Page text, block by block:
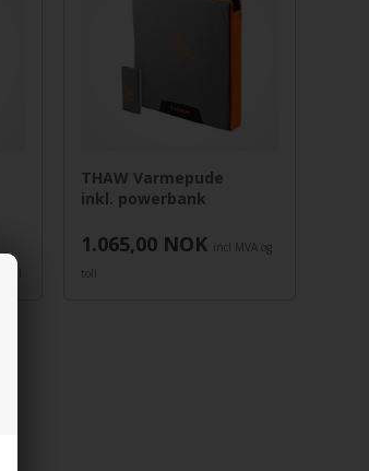
THAW Varmepude
inkl. powerbank
1.065,00 NOK
incl MVA og
toll